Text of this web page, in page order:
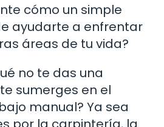
cómo un simple
ayudarte a enfrentar
áreas de tu vida?
no te das una
sumerges en el
manual? Ya sea